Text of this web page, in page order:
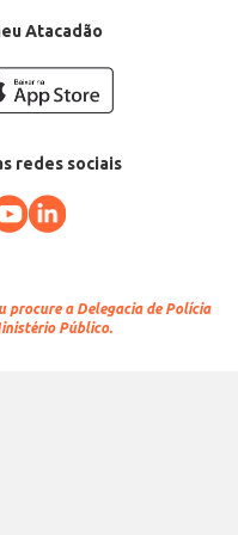
Atacadão
redes sociais
procure a Delegacia de Polícia
Público.